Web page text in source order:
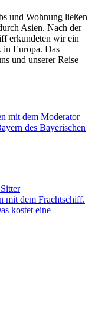
und Wohnung ließen
Asien. Nach der
erkundeten wir ein
in Europa. Das
und unserer Reise